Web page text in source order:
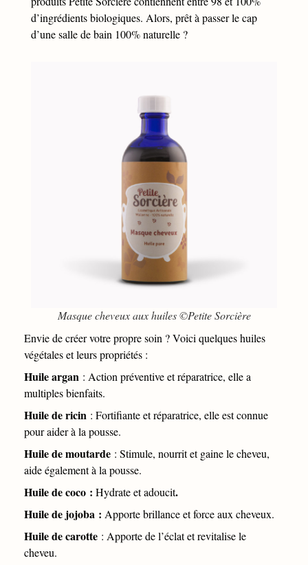
d’ingrédients biologiques. Alors, prêt à passer le cap
d’une salle de bain 100% naturelle ?
Masque cheveux aux huiles ©Petite Sorcière
Envie de créer votre propre soin ? Voici quelques huiles
végétales et leurs propriétés :
Huile argan : Action préventive et réparatrice, elle a
multiples bienfaits.
Huile de ricin : Fortifianteet réparatrice, elle est connue
pour aider à la pousse.
Huile de moutarde : Stimule, nourrit et gaine le cheveu,
aide également à la pousse.
Huile de coco : Hydrate et adoucit.
Huile de jojoba : Apporte brillance et force aux cheveux.
Huile de carotte : Apporte de l’éclat et revitalise le
cheveu.